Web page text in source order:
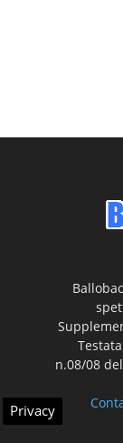
n.08/08
Privacy